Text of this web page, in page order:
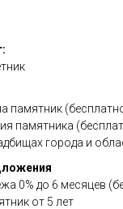
памятник
памятника
города и
0% до 6 месяцев
от 5 лет